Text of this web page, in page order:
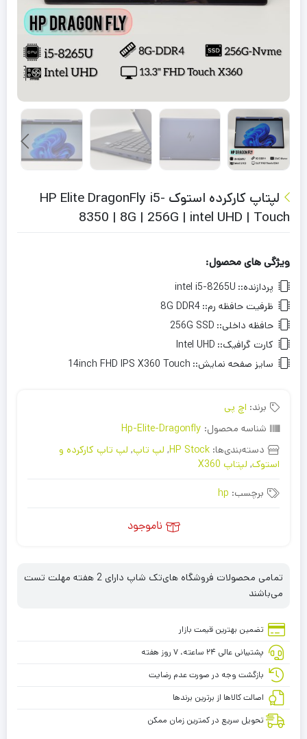
لپتاپ کارکرده استوک HP Elite DragonFly i5-
8350 | 8G | 256G | intel UHD | Touch
ویژگی های محصول:
پردازنده:: intel i5-8265U
ظرفیت حافظه رم:: 8G DDR4
حافظه داخلی:: 256G SSD
کارت گرافیک:: Intel UHD
سایز صفحه نمایش:: 14inch FHD IPS X360 Touch
برند: اچ پی
شناسه محصول: Hp-Elite-Dragonfly
دسته‌بندی‌ها: HP Stock
, لپ تاپ, لپ تاپ کارکرده و
استوک, لپتاپ X360
برچسب: hp
ناموجود
تمامی محصولات فروشگاه های‌تک شاپ دارای 2 هفته مهلت تست
می‌باشند
تضمین بهترین قیمت بازار
پشتیبانی عالی ۲۴ ساعته، ۷ روز هفته
بازگشت وجه در صورت عدم رضایت
اصالت کالاها از برترین برندها
تحویل سریع در کمترین زمان ممکن